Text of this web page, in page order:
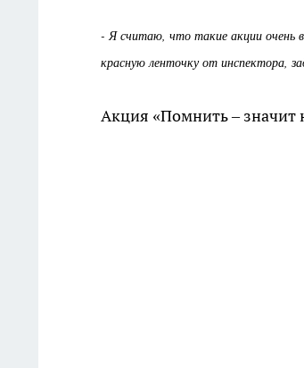
- Я считаю, что такие акции очень
красную ленточку от инспектора,
Акция «Помнить – значит